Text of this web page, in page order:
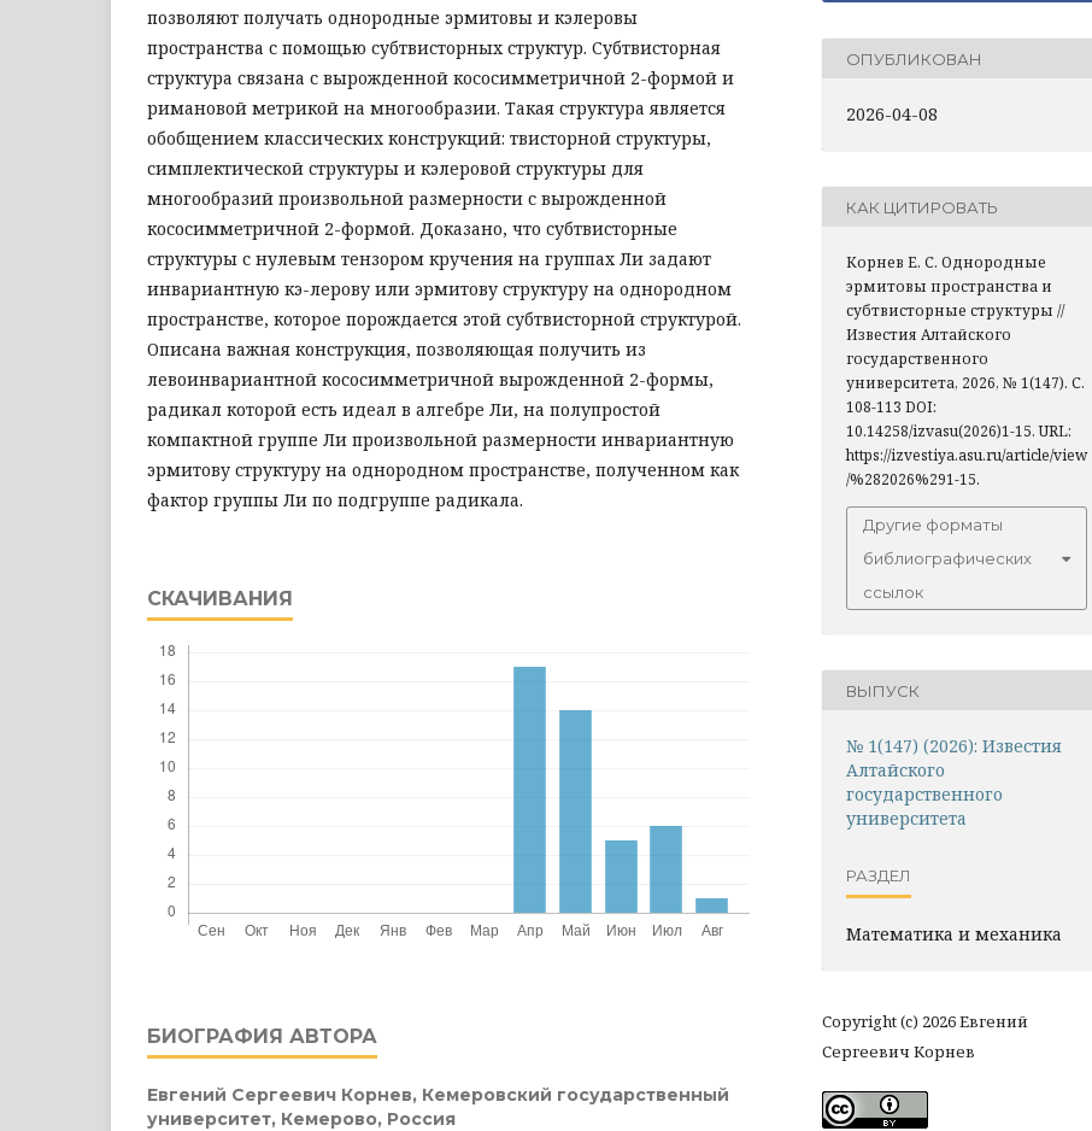
позволяют получать однородные эрмитовы и кэлеровы
пространства с помощью субтвисторных структур. Субтвисторная
структура связана с вырожденной кососимметричной 2-формой и
римановой метрикой на многообразии. Такая структура является
обобщением классических конструкций: твисторной структуры,
симплектической структуры и кэлеровой структуры для
многообразий произвольной размерности с вырожденной
кососимметричной 2-формой. Доказано, что субтвисторные
структуры с нулевым тензором кручения на группах Ли задают
инвариантную кэ-лерову или эрмитову структуру на однородном
пространстве, которое порождается этой субтвисторной структурой.
Описана важная конструкция, позволяющая получить из
левоинвариантной кососимметричной вырожденной 2-формы,
радикал которой есть идеал в алгебре Ли, на полупростой
компактной группе Ли произвольной размерности инвариантную
эрмитову структуру на однородном пространстве, полученном как
фактор группы Ли по подгруппе радикала.
СКАЧИВАНИЯ
БИОГРАФИЯ АВТОРА
Евгений Сергеевич Корнев, Кемеровский государственный
университет, Кемерово, Россия
ОПУБЛИКОВАН
2026-04-08
КАК ЦИТИРОВАТЬ
Корнев Е. С. Однородные
эрмитовы пространства и
субтвисторные структуры //
Известия Алтайского
государственного
университета, 2026, № 1(147). С.
108-113 DOI:
10.14258/izvasu(2026)1-15. URL:
https://izvestiya.asu.ru/article/view
/%282026%291-15.
Другие форматы
библиографических
ссылок
ВЫПУСК
№ 1(147) (2026): Известия
Алтайского
государственного
университета
РАЗДЕЛ
Математика и механика
Copyright (c) 2026 Евгений
Сергеевич Корнев